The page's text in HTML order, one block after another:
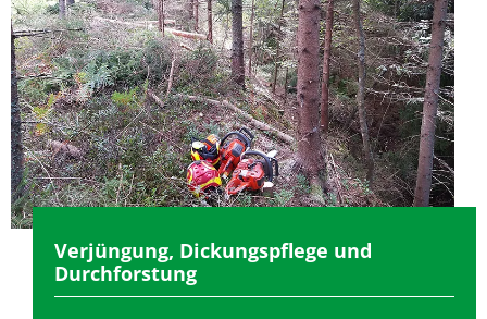
Verjüngung, Dickungspflege und
Durchforstung